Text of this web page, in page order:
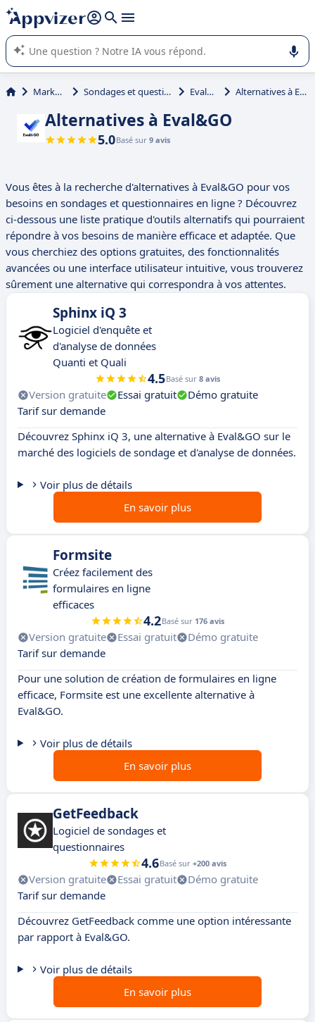
répondre (plusieurs lignes avec
L'IA de Appvizer vous guide dans l'utilisation ou la sélection de
logiciel SaaS en entreprise.
Marketing Sondages et questionnaires Eval&GO Alternatives à Eval&GO
Alternatives à Eval&GO
5.0Basé sur 9 avis
Vous êtes à la recherche d'alternatives à Eval&GO pour vos
besoins en sondages et questionnaires en ligne ? Découvrez
ci-dessous une liste pratique d'outils alternatifs qui pourraient
répondre à vos besoins de manière efficace et adaptée. Que
vous cherchiez des options gratuites, des fonctionnalités
avancées ou une interface utilisateur intuitive, vous trouverez
sûrement une alternative qui correspondra à vos attentes.
Sphinx iQ 3
Logiciel d'enquête et
d'analyse de données
Quanti et Quali
4.5Basé sur 8 avis
Version gratuite Essai gratuit
Démo gratuite
Tarif sur demande
Découvrez Sphinx iQ 3, une alternative à Eval&GO sur le
marché des logiciels de sondage et d'analyse de données.
Voir plus de détails
En savoir plus
Formsite
Créez facilement des
formulaires en ligne
efficaces
4.2Basé sur 176 avis
Version gratuite Essai gratuit
Démo gratuite
Tarif sur demande
Pour une solution de création de formulaires en ligne
efficace, Formsite est une excellente alternative à
Eval&GO.
Voir plus de détails
En savoir plus
GetFeedback
Logiciel de sondages et
questionnaires
4.6Basé sur +200 avis
Version gratuite Essai gratuit
Démo gratuite
Tarif sur demande
Découvrez GetFeedback comme une option intéressante
par rapport à Eval&GO.
Voir plus de détails
En savoir plus